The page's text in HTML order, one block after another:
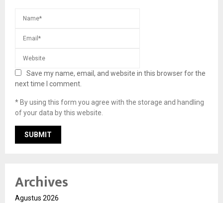
Save my name, email, and website in this browser for the
next time I comment.
* By using this form you agree with the storage and handling
of your data by this website.
Archives
Agustus 2026